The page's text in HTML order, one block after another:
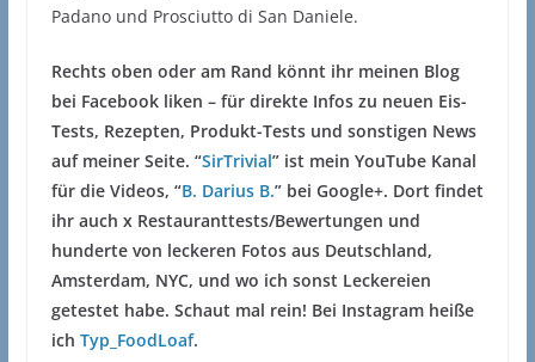
Padano und Prosciutto di San Daniele.
Rechts oben oder am Rand könnt ihr meinen Blog
bei Facebook liken – für direkte Infos zu neuen Eis-
Tests, Rezepten, Produkt-Tests und sonstigen News
auf meiner Seite. “SirTrivial” ist mein YouTube Kanal
für die Videos, “B. Darius B.” bei Google+. Dort findet
ihr auch x Restauranttests/Bewertungen und
hunderte von leckeren Fotos aus Deutschland,
Amsterdam, NYC, und wo ich sonst Leckereien
getestet habe. Schaut mal rein! Bei Instagram heiße
ich Typ_FoodLoaf.